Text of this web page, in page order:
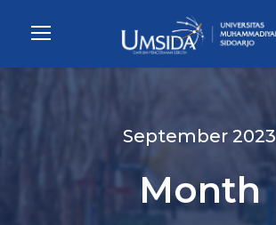
September 2023
Month